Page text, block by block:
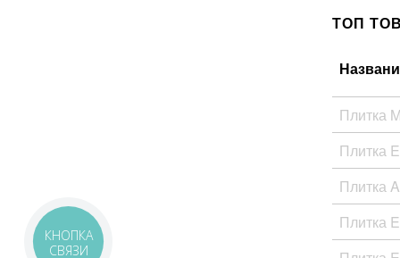
ТОП
Плитка
Плитка
Плитка
Плитка
18x21
18x60
19x120
КНОПКА
СВЯЗИ